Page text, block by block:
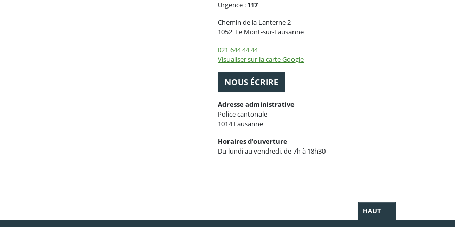
Urgence : 117
Chemin de la Lanterne 2
1052 Le Mont-sur-LausanneSuisse
021 644 44 44
Visualiser sur la carte Google
NOUS ÉCRIRE
Adresse administrative
Police cantonale
1014 Lausanne
Horaires d’ouverture
Du lundi au vendredi, de 7h à 18h30
HAUT